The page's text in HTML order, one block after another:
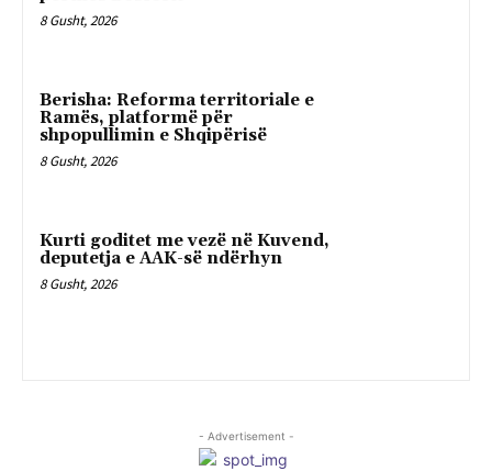
8 Gusht, 2026
Berisha: Reforma territoriale e
Ramës, platformë për
shpopullimin e Shqipërisë
8 Gusht, 2026
Kurti goditet me vezë në Kuvend,
deputetja e AAK-së ndërhyn
8 Gusht, 2026
- Advertisement -